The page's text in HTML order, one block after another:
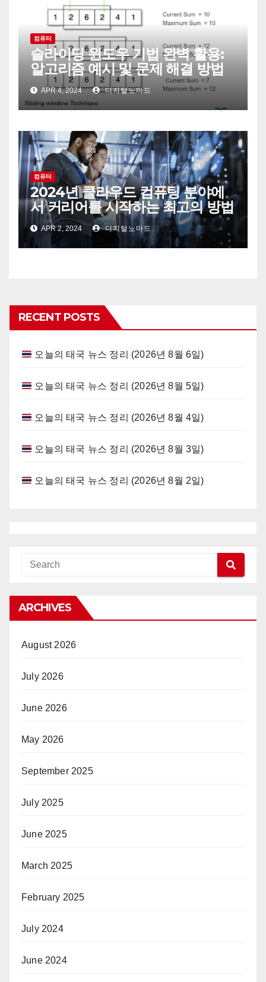
컴퓨터
슬라이딩 윈도우 기법 완벽 활용:
알고리즘 예시 및 문제 해결 방법
APR 4, 2024 디지털노마드
컴퓨터
2024년 클라우드 컴퓨팅 분야에
서 커리어를 시작하는 최고의 방법
APR 2, 2024 디지털노마드
RECENT POSTS
오늘의 태국 뉴스 정리 (2026년 8월 6일)
오늘의 태국 뉴스 정리 (2026년 8월 5일)
오늘의 태국 뉴스 정리 (2026년 8월 4일)
오늘의 태국 뉴스 정리 (2026년 8월 3일)
오늘의 태국 뉴스 정리 (2026년 8월 2일)
ARCHIVES
August 2026
July 2026
June 2026
May 2026
September 2025
July 2025
June 2025
March 2025
February 2025
July 2024
June 2024